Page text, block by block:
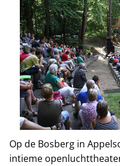
Op de Bosberg in
intieme